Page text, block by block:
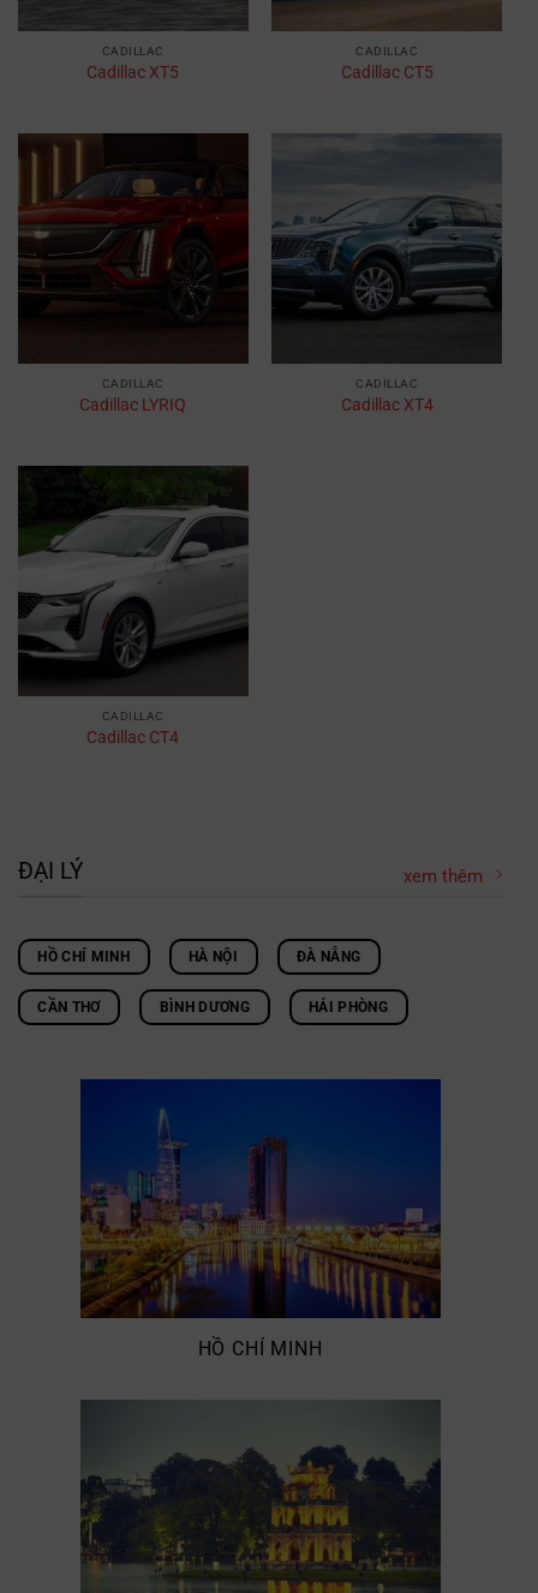
CADILLAC
Cadillac XT5
CADILLAC
Cadillac CT5
CADILLAC
Cadillac LYRIQ
CADILLAC
Cadillac XT4
CADILLAC
Cadillac CT4
ĐẠI LÝ xem thêm
HỒ CHÍ MINH HÀ NỘI ĐÀ NẴNG
CẦN THƠ BÌNH DƯƠNG HẢI PHÒNG
HỒ CHÍ MINH